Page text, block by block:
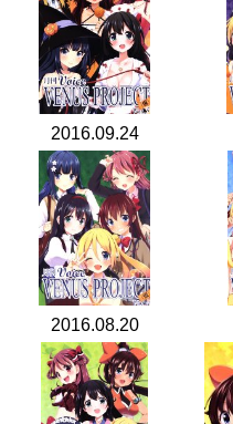
2016.09.24
2016.08.20